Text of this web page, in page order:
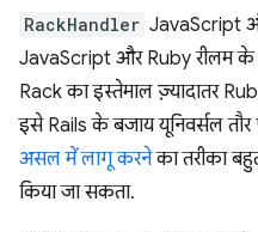
RackHandler JavaScript
JavaScript और Ruby रीलम के
Rack का इस्तेमाल ज़्यादातर
इसे Rails के बजाय यूनिवर्सल तौर
असल में लागू करनेका तरीका
किया जा सकता.